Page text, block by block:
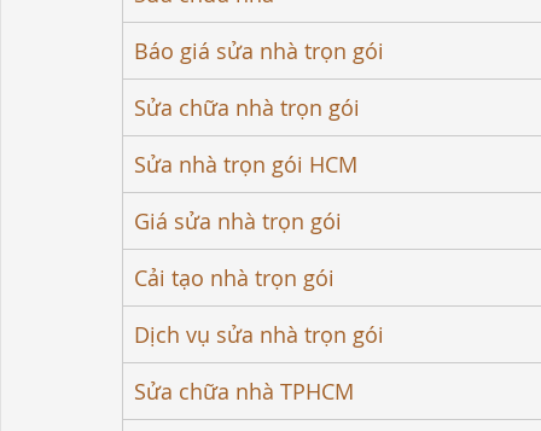
Báo giá sửa nhà trọn gói
Sửa chữa nhà trọn gói
Sửa nhà trọn gói HCM
Giá sửa nhà trọn gói
Cải tạo nhà trọn gói
Dịch vụ sửa nhà trọn gói
Sửa chữa nhà TPHCM